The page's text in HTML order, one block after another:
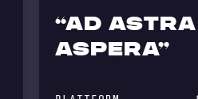
“AD
ASPERA”